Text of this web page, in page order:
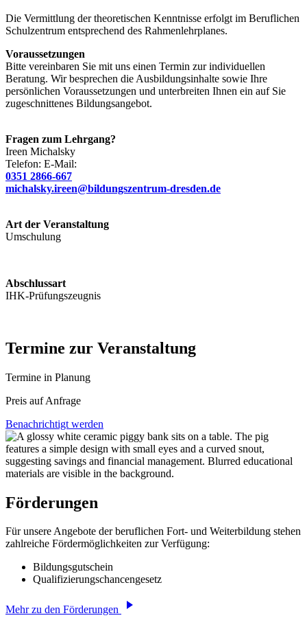
Die Vermittlung der theoretischen Kenntnisse erfolgt im Beruflichen
Schulzentrum entsprechend des Rahmenlehrplanes.
Voraussetzungen
Bitte vereinbaren Sie mit uns einen Termin zur individuellen
Beratung. Wir besprechen die Ausbildungsinhalte sowie Ihre
persönlichen Voraussetzungen und unterbreiten Ihnen ein auf Sie
zugeschnittenes Bildungsangebot.
Fragen zum Lehrgang?
Ireen Michalsky
Telefon: E-Mail:
0351 2866-667
michalsky.ireen@bildungszentrum-dresden.de
Art der Veranstaltung
Umschulung
Abschlussart
IHK-Prüfungszeugnis
Termine zur Veranstaltung
Termine in Planung
Preis auf Anfrage
Benachrichtigt werden
Förderungen
Für unsere Angebote der beruflichen Fort- und Weiterbildung stehen
zahlreiche Fördermöglichkeiten zur Verfügung:
Bildungsgutschein
Qualifizierungschancengesetz
Mehr zu den Förderungen